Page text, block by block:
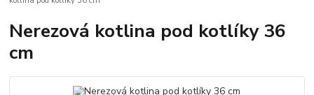
Nerezová kotlina pod kotlíky 36
cm